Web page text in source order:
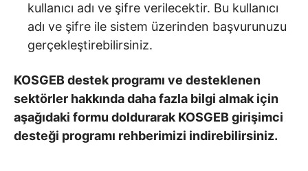
kullanıcı adı ve şifre verilecektir. Bu kullanıcı
adı ve şifre ile sistem üzerinden başvurunuzu
gerçekleştirebilirsiniz.
KOSGEB destek programı ve desteklenen
sektörler hakkında daha fazla bilgi almak için
aşağıdaki formu doldurarak KOSGEB girişimci
desteği programı rehberimizi indirebilirsiniz.